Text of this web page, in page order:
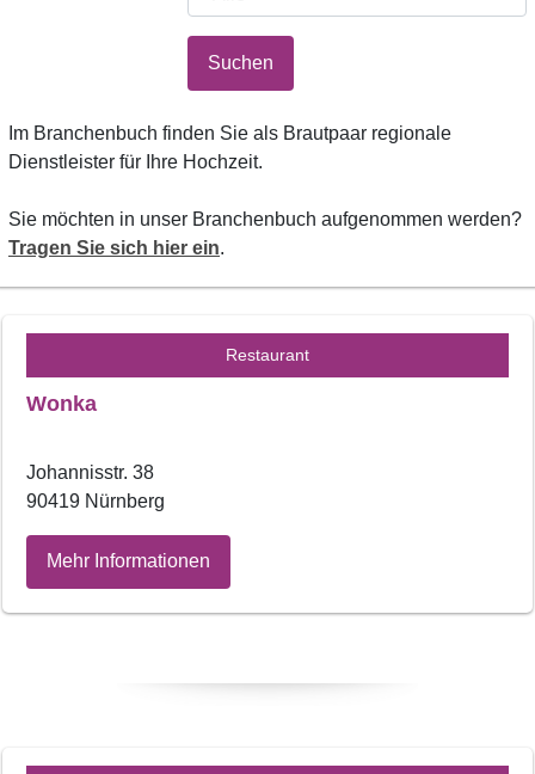
Suchen
Im Branchenbuch finden Sie als Brautpaar regionale
Dienstleister für Ihre Hochzeit.
Sie möchten in unser Branchenbuch aufgenommen werden?
Tragen Sie sich hier ein.
Restaurant
Wonka
Johannisstr. 38
90419 Nürnberg
Mehr Informationen